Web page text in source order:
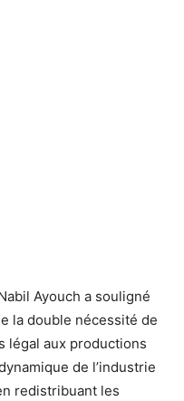
Ayouch a souligné
la double nécessité de
légal aux productions
de l’industrie
redistribuant les